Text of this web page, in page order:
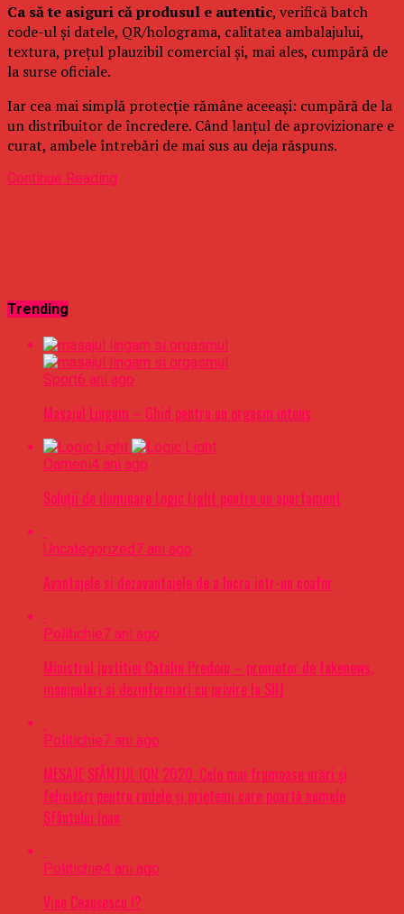
Ca să te asiguri că produsul e autentic, verifică batch
code-ul și datele, QR/holograma, calitatea ambalajului,
textura, prețul plauzibil comercial și, mai ales, cumpără de
la surse oficiale.
Iar cea mai simplă protecție rămâne aceeași: cumpără de la
un distribuitor de încredere. Când lanțul de aprovizionare e
curat, ambele întrebări de mai sus au deja răspuns.
Continue Reading
Trending
Sport6 ani ago
Masajul Lingam – Ghid pentru un orgasm intens
Oameni4 ani ago
Soluții de iluminare Logic Light pentru un apartament
Uncategorized7 ani ago
Avantajele si dezavantajele de a lucra intr-un coafor
Politichie7 ani ago
Ministrul justitiei Catalin Predoiu – promotor de fakenews,
manipulari si dezinformari cu privire la SIIJ
Politichie7 ani ago
MESAJE SFÂNTUL ION 2020. Cele mai frumoase urări şi
felicitări pentru rudele şi prietenii care poartă numele
Sfântului Ioan
Politichie4 ani ago
Vine Ceaușescu !?